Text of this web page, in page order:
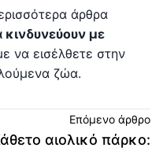
άρθρα
κινδυνεύουν με
να εισέλθετε στην
ζώα.
Επόμενο άρθρο
αιολικό πάρκο: